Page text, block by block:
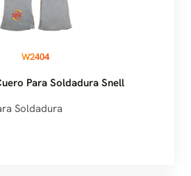
W2404
Para Soldadura Snell
Soldadura